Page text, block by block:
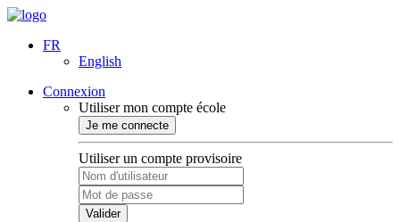
FR
English
Connexion
Utiliser mon compte école
Je me connecte
Utiliser un compte provisoire
Valider